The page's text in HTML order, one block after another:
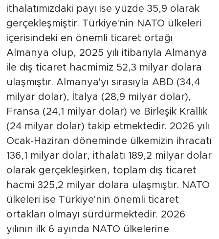
ithalatımızdaki payı ise yüzde 35,9 olarak
gerçekleşmiştir. Türkiye'nin NATO ülkeleri
içerisindeki en önemli ticaret ortağı
Almanya olup, 2025 yılı itibarıyla Almanya
ile dış ticaret hacmimiz 52,3 milyar dolara
ulaşmıştır. Almanya'yı sırasıyla ABD (34,4
milyar dolar), İtalya (28,9 milyar dolar),
Fransa (24,1 milyar dolar) ve Birleşik Krallık
(24 milyar dolar) takip etmektedir. 2026 yılı
Ocak-Haziran döneminde ülkemizin ihracatı
136,1 milyar dolar, ithalatı 189,2 milyar dolar
olarak gerçekleşirken, toplam dış ticaret
hacmi 325,2 milyar dolara ulaşmıştır. NATO
ülkeleri ise Türkiye'nin önemli ticaret
ortakları olmayı sürdürmektedir. 2026
yılının ilk 6 ayında NATO ülkelerine